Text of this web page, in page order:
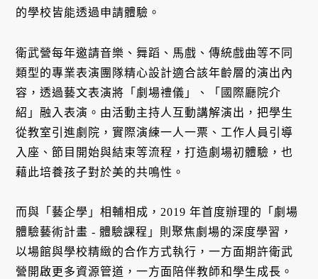
的學校皆能透過申請體驗。
衛武營每年邀請音樂、舞蹈、馬戲、傳統戲曲等不同
類型的專業表演團隊精心設計適合該年齡層的演出內
容，透過藝文表演將「劇場禮儀」、「國際廳院介
紹」融入表演。由活動主持人互動講解演出，把學生
從教室引進劇院，實際演練一人一票、工作人員引導
入座、節目開始與結束等流程，打造劇場初體驗，也
藉此培養孩子對於美的共鳴性。
而與「藝企學」相輔相成，2019 年首度辦理的「劇場
體驗藝術計畫 - 體驗課程」則聚焦劇場的深度學習，
以場館與學校精緻的合作方式執行，一方面期許衛武
營開啟更多資源管道，一方面陪伴教師和學生成長。